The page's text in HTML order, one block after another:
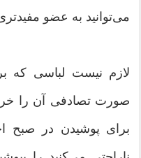
می‌توانید به عضو
لازم نیست لباسی که
صورت تصادفی آن را
برای پوشیدن در صبح